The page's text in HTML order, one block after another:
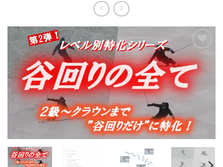
お気
に入
り商